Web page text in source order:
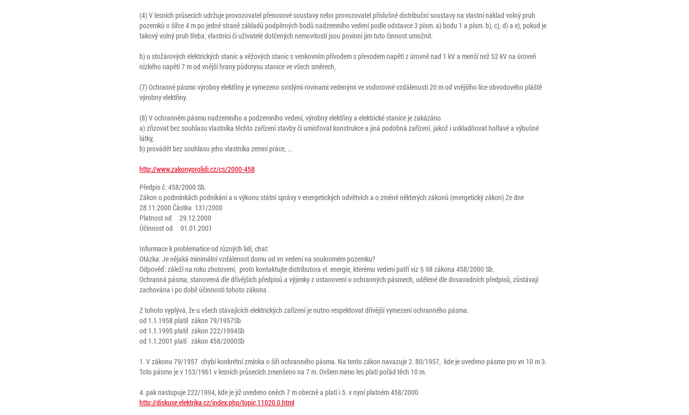
(4) V lesních průsecích udržuje provozovatel přenosové soustavy nebo provozovatel příslušné distribuční soustavy na vlastní náklad volný pruh
pozemků o šířce 4 m po jedné straně základů podpěrných bodů nadzemního vedení podle odstavce 3 písm. a) bodu 1 a písm. b), c), d) a e), pokud je
takový volný pruh třeba; vlastníci či uživatelé dotčených nemovitostí jsou povinni jim tuto činnost umožnit.
b) u stožárových elektrických stanic a věžových stanic s venkovním přívodem s převodem napětí z úrovně nad 1 kV a menší než 52 kV na úroveň
nízkého napětí 7 m od vnější hrany půdorysu stanice ve všech směrech,
(7) Ochranné pásmo výrobny elektřiny je vymezeno svislými rovinami vedenými ve vodorovné vzdálenosti 20 m od vnějšího líce obvodového pláště
výrobny elektřiny.
(8) V ochranném pásmu nadzemního a podzemního vedení, výrobny elektřiny a elektrické stanice je zakázáno
a) zřizovat bez souhlasu vlastníka těchto zařízení stavby či umisťovat konstrukce a jiná podobná zařízení, jakož i uskladňovat hořlavé a výbušné
látky,
b) provádět bez souhlasu jeho vlastníka zemní práce, ...
http://www.zakonyprolidi.cz/cs/2000-458
Předpis č. 458/2000 Sb.
Zákon o podmínkách podnikání a o výkonu státní správy v energetických odvětvích a o změně některých zákonů (energetický zákon) Ze dne
28.11.2000 Částka 131/2000
Platnost od 29.12.2000
Účinnost od 01.01.2001
Informace k problematice od různých lidí, chat:
Otázka: Je nějaká minimální vzdálenost domu od vn vedení na soukromém pozemku?
Odpověď: záleží na roku zhotovení, proto kontaktujte distributora el. energie, kterému vedení patří viz § 98 zákona 458/2000 Sb.
Ochranná pásma, stanovená dle dřívějších předpisů a výjimky z ustanovení o ochranných pásmech, udělené dle dosavadních předpisů, zůstávají
zachována i po době účinnosti tohoto zákona .
Z tohoto vyplývá, že u všech stávajících elektrických zařízení je nutno respektovat dřívější vymezení ochranného pásma.
od 1.1.1958 platil zákon 79/1957Sb
od 1.1.1995 platil zákon 222/1994Sb
od 1.1.2001 platí zákon 458/2000Sb
1. V zákonu 79/1957 chybí konkrétní zmínka o šíři ochranného pásma. Na tento zákon navazuje 2. 80/1957, kde je uvedeno pásmo pro vn 10 m 3.
Toto pásmo je v 153/1961 v lesních průsecích zmenšeno na 7 m. Ovšem mimo les platí pořád těch 10 m.
4. pak nastupuje 222/1994, kde je již uvedeno oněch 7 m obecně a platí i 5. v nyní platném 458/2000
http://diskuse.elektrika.cz/index.php/topic,11020.0.html